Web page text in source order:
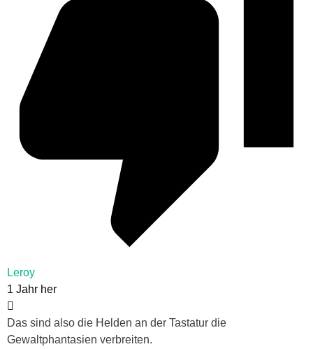
Leroy
1 Jahr her
Das sind also die Helden an der Tastatur die
Gewaltphantasien verbreiten.